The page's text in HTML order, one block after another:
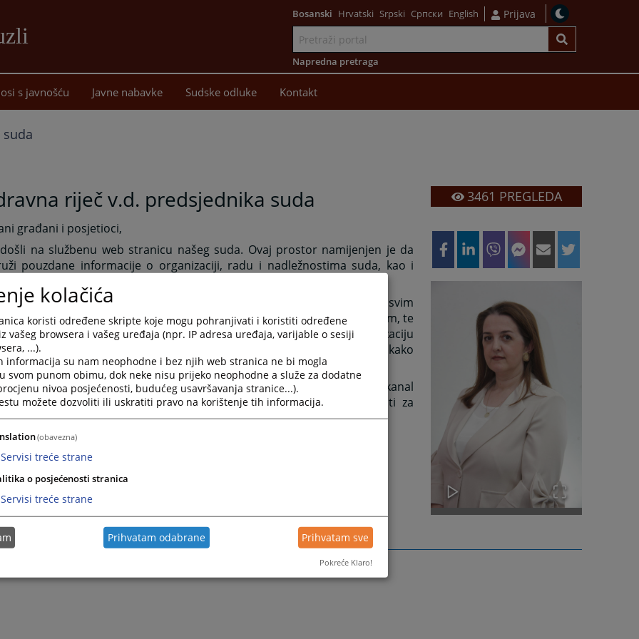
sadržaj
Bosanski Hrvatski Srpski Српски English Prijava
Napredna pretraga
s javnošću Javne nabavke Sudske odluke Kontakt
riječ v.d. predsjednika suda
građani i posjetioci,
na službenu web stranicu našeg suda. Ovaj prostor namijenjen je da
pouzdane informacije o organizaciji, radu i nadležnostima suda, kao i
misija je da osiguramo zakonitost, nepristrasnost i efikasnost u svim
Sud je temelj pravne sigurnosti i povjerenja građana u pravni sistem, te
zalažemo za profesionalan rad, transparentnost i modernizaciju
Poseban akcenat stavljamo na digitalizaciju i dostupnost informacija, kako
bila bliža svakom pojedincu.
vas da ovu stranicu koristite kao pouzdan izvor informacija i kanal
sa sudom. Vaše povjerenje i saradnja su od izuzetne važnosti za
prava i izgradnju društva zasnovanog na pravnoj sigurnosti.
Općinskog suda u Tuzli
Armina Sinanović
3461 PREGLEDA
kolačića
koristi određene skripte koje mogu pohranjivati i koristiti određene
vašeg browsera i vašeg uređaja (npr. IP adresa uređaja, varijable o sesiji
...).
informacija su nam neophodne i bez njih web stranica ne bi mogla
svom punom obimu, dok neke nisu prijeko neophodne a služe za dodatne
nivoa posjećenosti, budućeg usavršavanja stranice...).
možete dozvoliti ili uskratiti pravo na korištenje tih informacija.
(obavezna)
Servisi treće strane
o posjećenosti stranica
Servisi treće strane
Prihvatam odabrane Prihvatam sve
Pokreće Klaro!